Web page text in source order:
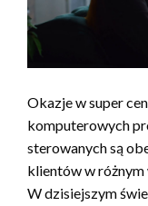
Okazje w super
komputerowych
sterowanych są
klientów w różnym
W dzisiejszym